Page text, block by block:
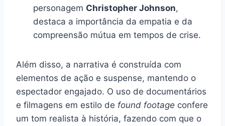
personagem Christopher Johnson,
destaca a importância da empatia e da
compreensão mútua em tempos de crise.
Além disso, a narrativa é construída com
elementos de ação e suspense, mantendo o
espectador engajado. O uso de documentários
e filmagens em estilo de found footage confere
um tom realista à história, fazendo com que o